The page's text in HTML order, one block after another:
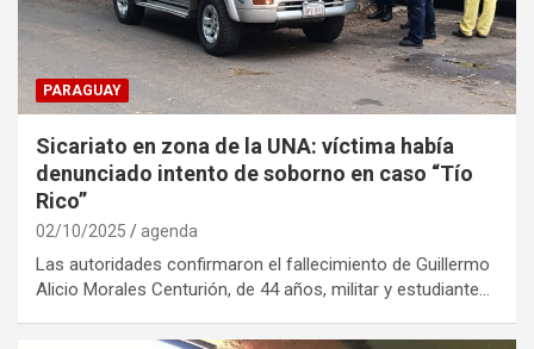
PARAGUAY
Sicariato en zona de la UNA: víctima había
denunciado intento de soborno en caso “Tío
Rico”
02/10/2025 agenda
Las autoridades confirmaron el fallecimiento de Guillermo
Alicio Morales Centurión, de 44 años, militar y estudiante…